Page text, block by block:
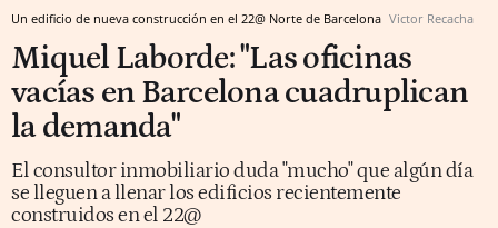
Un edificio de nueva construcción en el 22@ Norte de Barcelona Victor Recacha
Miquel Laborde: "Las oficinas
vacías en Barcelona cuadruplican
la demanda"
El consultor inmobiliario duda "mucho" que algún día
se lleguen a llenar los edificios recientemente
construidos en el 22@